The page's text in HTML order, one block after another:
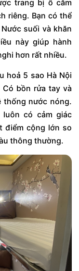
trang bị ổ cắm
riêng. Bạn có thể
suối và khăn
này giúp hành
hơn rất nhiều.
hoả 5 sao Hà Nội
bồn rửa tay và
thống nước nóng.
có cảm giác
điểm cộng lớn so
thông thường.